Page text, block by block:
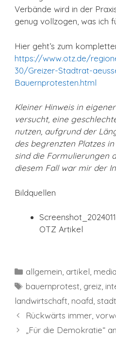
Verbände wird in der
genug vollzogen, was ich
Hier geht’s zum
https://www.otz.de/
30/Greizer-Stadtrat-
Bauernprotesten.html
Kleiner Hinweis in
versucht, eine
nutzen, aufgrund der
des begrenzten Platzes
sind die Formulierungen
diesem Fall war mir der
Bildquellen
OTZ Artikel
Kategorien
allgemein artikel media
Schlagwörter
bauernprotest greiz
landwirtschaft noafd
Rückwärts immer,
„Für die Demokratie“